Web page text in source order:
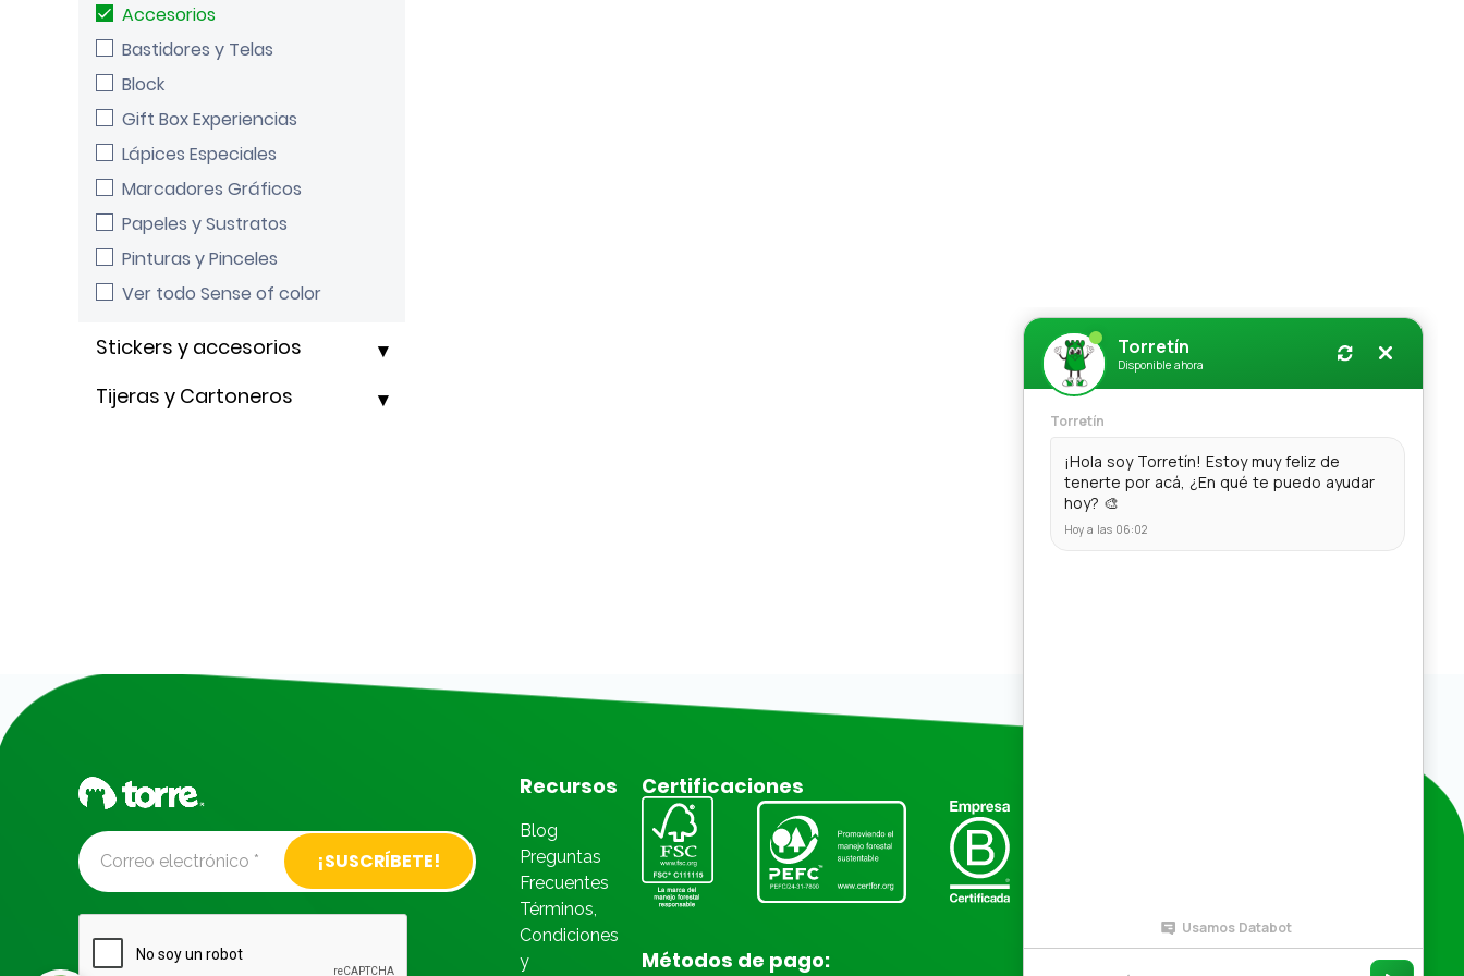
Accesorios
Bastidores y Telas
Block
Gift Box Experiencias
Lápices Especiales
Marcadores Gráficos
Papeles y Sustratos
Pinturas y Pinceles
Ver todo Sense of color
Stickers y accesorios
Tijeras y Cartoneros
Alternative:
Recursos
Blog
Preguntas
Frecuentes
Términos,
Condiciones
y
Certificaciones
Métodos de pago: